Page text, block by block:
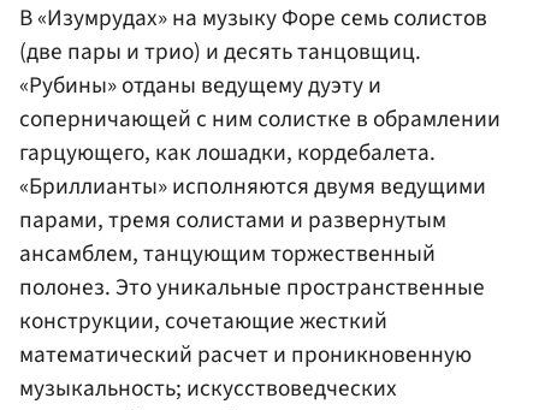
В «Изумрудах» на музыку Форе семь солистов
(две пары и трио) и десять танцовщиц.
«Рубины» отданы ведущему дуэту и
соперничающей с ним солистке в обрамлении
гарцующего, как лошадки, кордебалета.
«Бриллианты» исполняются двумя ведущими
парами, тремя солистами и развернутым
ансамблем, танцующим торжественный
полонез. Это уникальные пространственные
конструкции, сочетающие жесткий
математический расчет и проникновенную
музыкальность; искусствоведческих